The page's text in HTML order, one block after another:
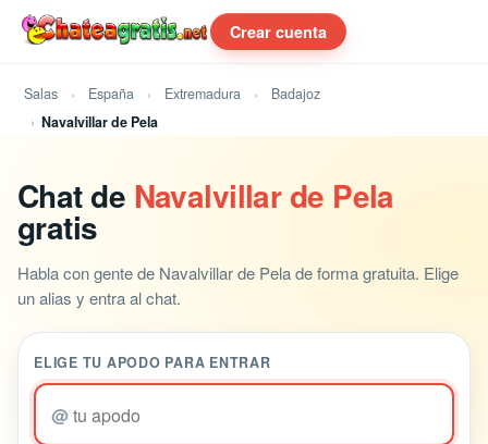
Crear cuenta
Salas España Extremadura
Badajoz
Navalvillar de Pela
Chat de Navalvillar de Pela
gratis
Habla con gente de Navalvillar de Pela de forma gratuita. Elige
un alias y entra al chat.
ELIGE TU APODO PARA ENTRAR
@